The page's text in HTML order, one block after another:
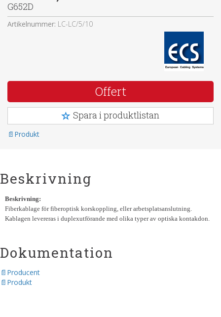
G652D
Artikelnummer: LC-LC/5/10
Offert
Spara i produktlistan
Produkt
Beskrivning
Beskrivning:
Fiberkablage för fiberoptisk korskoppling, eller arbetsplatsanslutning.
Kablagen levereras i duplexutförande med olika typer av optiska kontakdon.
Dokumentation
Producent
Produkt